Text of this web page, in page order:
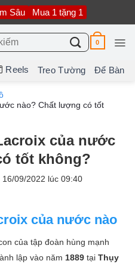
Sâu Mua 1 tặng 1
0
Reels Treo Tường Để Bàn
nào? Chất lượng có tốt
của nước
tốt không?
16/09/2022 lúc 09:40
của nước nào
của tập đoàn hùng mạnh
lập vào năm 1889 tại Thụy